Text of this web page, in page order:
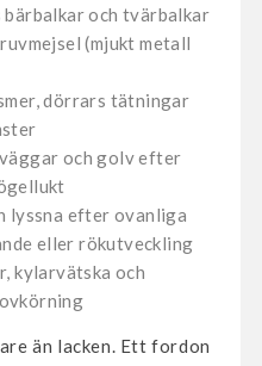
och tvärbalkar
(mjukt metall
dörrars tätningar
och golv efter
lyssna efter ovanliga
eller rökutveckling
kylarvätska och
än lacken. Ett fordon